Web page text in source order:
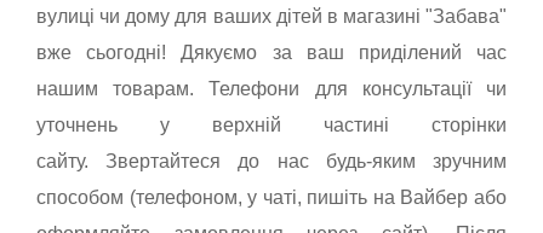
вулиці чи дому для ваших дітей в магазині "Забава"
вже сьогодні! Дякуємо за ваш приділений час
нашим товарам. Телефони для консультації чи
уточнень у верхній частині сторінки
сайту. Звертайтеся до нас будь-яким зручним
способом (телефоном, у чаті, пишіть на Вайбер або